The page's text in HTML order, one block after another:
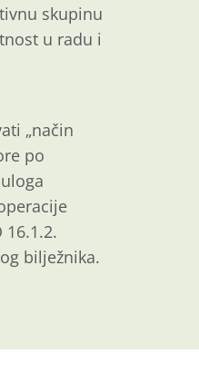
skupinu
u radu i
„način
po
bilježnika.